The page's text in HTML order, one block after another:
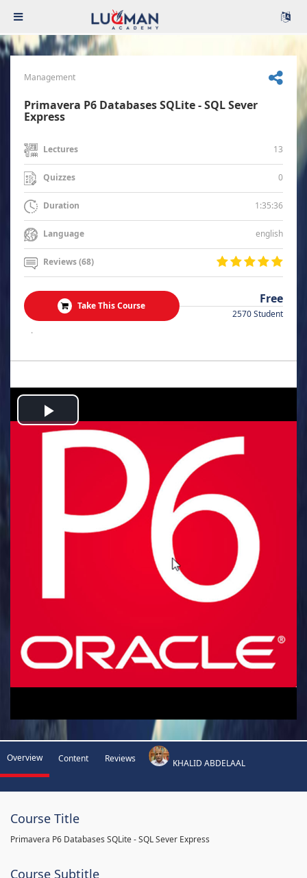
Management
Primavera P6 Databases SQLite - SQL Sever
Express
Lectures 13
Quizzes 0
Duration 1:35:36
Language english
Reviews (68)
Take This Course Free
2570 Student
.
Play
Video
Overview Content Reviews KHALID ABDELAAL
Course Title
Primavera P6 Databases SQLite - SQL Sever Express
Course Subtitle